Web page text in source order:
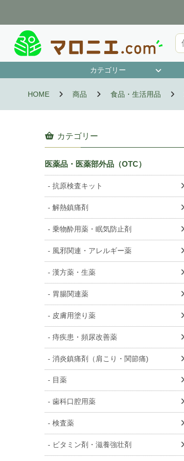
カテゴリー
HOME 商品 食品・生活用品
カテゴリー
医薬品・医薬部外品（OTC）
抗原検査キット
解熱鎮痛剤
乗物酔用薬・眠気防止剤
風邪関連・アレルギー薬
漢方薬・生薬
胃腸関連薬
皮膚用塗り薬
痔疾患・頻尿改善薬
消炎鎮痛剤（肩こり・関節痛)
目薬
歯科口腔用薬
検査薬
ビタミン剤・滋養強壮剤